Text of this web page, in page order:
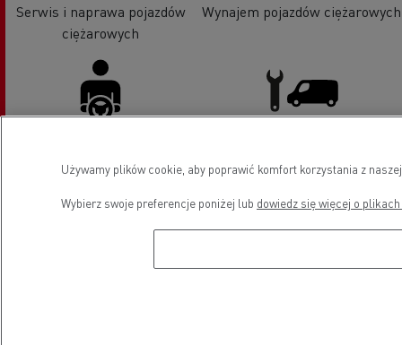
Serwis i naprawa pojazdów
ciężarowych
Wynajem pojazdów ciężarowych
Udogodnienia dla kierowców Pojazdy LCV serwis i naprawa
Używamy plików cookie, aby poprawić komfort korzystania z
Wybierz swoje preferencje poniżej lub dowiedz się więcej o